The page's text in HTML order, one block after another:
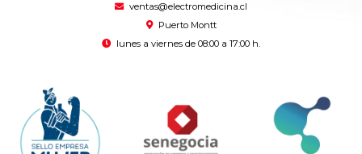
ventas@electromedicina.cl
Puerto Montt
lunes a viernes de 08:00 a 17:00 h.